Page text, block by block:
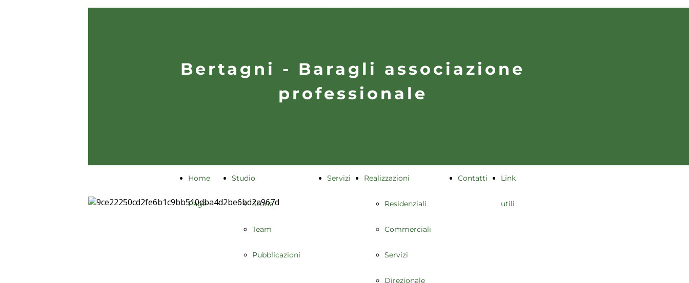
Pubblicazioni Servizi
Direzionale
Bertagni - Baragli associazione
professionale
Home
Page
Studio
Storia
Team
Pubblicazioni
Servizi Realizzazioni
Residenziali
Commerciali
Servizi
Direzionale
Contatti Link
utili